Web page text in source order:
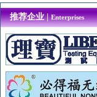
推荐企业 |Enterprises